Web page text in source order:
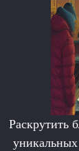
Раскрутить
уникальных